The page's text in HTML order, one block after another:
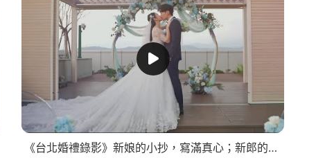
《台北婚禮錄影》新娘的小抄，寫滿真心；新郎的挺身，證明真愛/SDE快剪快播